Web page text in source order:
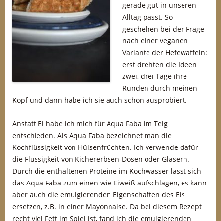
gerade gut in unseren
Alltag passt. So
geschehen bei der Frage
nach einer veganen
Variante der Hefewaffeln:
erst drehten die Ideen
zwei, drei Tage ihre
Runden durch meinen
Kopf und dann habe ich sie auch schon ausprobiert.
Anstatt Ei habe ich mich für Aqua Faba im Teig
entschieden. Als Aqua Faba bezeichnet man die
Kochflüssigkeit von Hülsenfrüchten. Ich verwende dafür
die Flüssigkeit von Kichererbsen-Dosen oder Gläsern.
Durch die enthaltenen Proteine im Kochwasser lässt sich
das Aqua Faba zum einen wie Eiweiß aufschlagen, es kann
aber auch die emulgierenden Eigenschaften des Eis
ersetzen, z.B. in einer Mayonnaise. Da bei diesem Rezept
recht viel Fett im Spiel ist, fand ich die emulgierenden